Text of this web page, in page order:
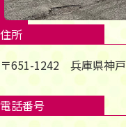
住所
〒651-1242 兵庫県神
電話番号